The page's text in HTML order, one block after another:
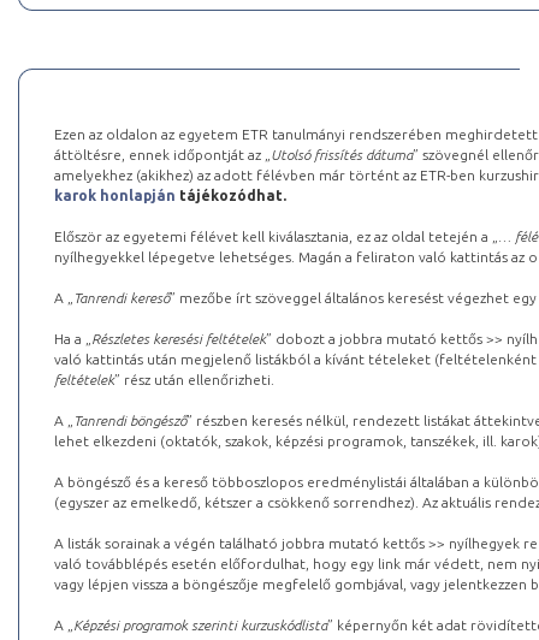
Ezen az oldalon az egyetem ETR tanulmányi rendszerében
áttöltésre, ennek időpontját az „ Utolsó frissítés dátuma” szövegnél
amelyekhez (akikhez) az adott félévben már történt az ETR-ben
karok honlapján tájékozódhat.
Először az egyetemi félévet kell kiválasztania, ez az oldal tetején a „
…
nyílhegyekkel lépegetve lehetséges. Magán a feliraton való kattintás az
A „ Tanrendi kereső” mezőbe írt szöveggel általános keresést végezhet
Ha a „ Részletes keresési feltételek” dobozt a jobbra mutató kettős >>
való kattintás után megjelenő listákból a kívánt tételeket (feltételenként
feltételek” rész után ellenőrizheti.
A „ Tanrendi böngésző” részben keresés nélkül, rendezett listákat
lehet elkezdeni (oktatók, szakok, képzési programok, tanszékek, ill.
A böngésző és a kereső többoszlopos eredménylistái általában a
(egyszer az emelkedő, kétszer a csökkenő sorrendhez). Az aktuális
A listák sorainak a végén található jobbra mutató kettős >> nyílhegyek
való továbblépés esetén előfordulhat, hogy egy link már védett, nem
vagy lépjen vissza a böngészője megfelelő gombjával, vagy
A „ Képzési programok szerinti kurzuskódlista” képernyőn két adat